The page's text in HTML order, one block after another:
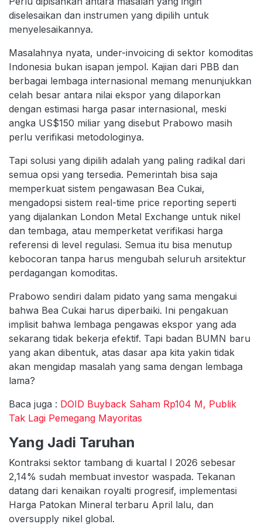
diselesaikan dan instrumen yang dipilih untuk
menyelesaikannya.
Masalahnya nyata, under-invoicing di sektor komoditas
Indonesia bukan isapan jempol. Kajian dari PBB dan
berbagai lembaga internasional memang menunjukkan
celah besar antara nilai ekspor yang dilaporkan
dengan estimasi harga pasar internasional, meski
angka US$150 miliar yang disebut Prabowo masih
perlu verifikasi metodologinya.
Tapi solusi yang dipilih adalah yang paling radikal dari
semua opsi yang tersedia. Pemerintah bisa saja
memperkuat sistem pengawasan Bea Cukai,
mengadopsi sistem real-time price reporting seperti
yang dijalankan London Metal Exchange untuk nikel
dan tembaga, atau memperketat verifikasi harga
referensi di level regulasi. Semua itu bisa menutup
kebocoran tanpa harus mengubah seluruh arsitektur
perdagangan komoditas.
Prabowo sendiri dalam pidato yang sama mengakui
bahwa Bea Cukai harus diperbaiki. Ini pengakuan
implisit bahwa lembaga pengawas ekspor yang ada
sekarang tidak bekerja efektif. Tapi badan BUMN baru
yang akan dibentuk, atas dasar apa kita yakin tidak
akan mengidap masalah yang sama dengan lembaga
lama?
Baca juga : DOID Buyback Saham Rp104 M, Publik
Tak Lagi Pemegang Mayoritas
Yang Jadi Taruhan
Kontraksi sektor tambang di kuartal I 2026 sebesar
2,14% sudah membuat investor waspada. Tekanan
datang dari kenaikan royalti progresif, implementasi
Harga Patokan Mineral terbaru April lalu, dan
oversupply nikel global.